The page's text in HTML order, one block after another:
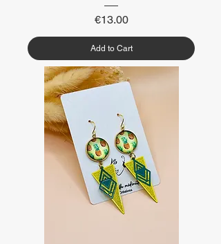
Price
€13.00
Add to Cart